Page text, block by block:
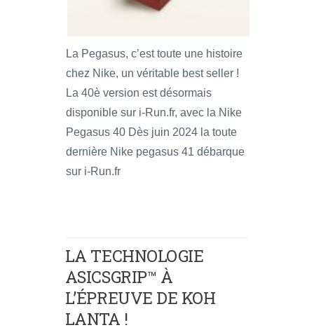
La Pegasus, c’est toute une histoire
chez Nike, un véritable best seller !
La 40è version est désormais
disponible sur i-Run.fr, avec la Nike
Pegasus 40 Dès juin 2024 la toute
dernière Nike pegasus 41 débarque
sur i-Run.fr
LA TECHNOLOGIE
ASICSGRIP™ À
L’ÉPREUVE DE KOH
LANTA !